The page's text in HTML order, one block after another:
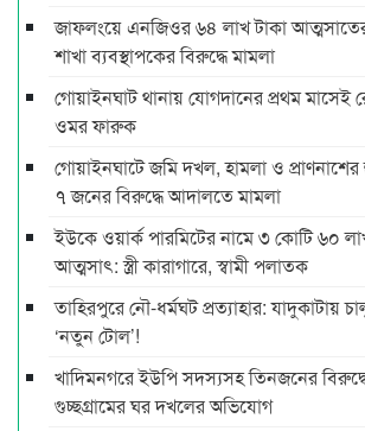
জাফলংয়ে এনজিওর ৬৪ লাখ টাকা
শাখা ব্যবস্থাপকের বিরুদ্ধে মামলা
গোয়াইনঘাট থানায় যোগদানের প্রথম মাসেই
ওমর ফারুক
গোয়াইনঘাটে জমি দখল, হামলা ও
৭ জনের বিরুদ্ধে আদালতে মামলা
ইউকে ওয়ার্ক পারমিটের নামে ৩ কোটি ৬০
আত্মসাৎ: স্ত্রী কারাগারে, স্বামী পলাতক
তাহিরপুরে নৌ-ধর্মঘট প্রত্যাহার: যাদুকাটায়
‘নতুন টোল’!
খাদিমনগরে ইউপি সদস্যসহ তিনজনের
গুচ্ছগ্রামের ঘর দখলের অভিযোগ